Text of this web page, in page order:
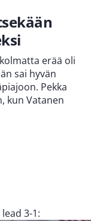
erää oli
sai hyvän
Pekka
kun Vatanen
lead 3-1: